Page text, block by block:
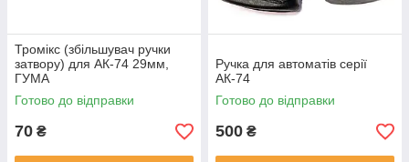
Тромікс (збільшувач ручки
затвору) для АК-74 29мм,
ГУМА
Готово до відправки
70 ₴
Ручка для автоматів серії
АК-74
Готово до відправки
500 ₴